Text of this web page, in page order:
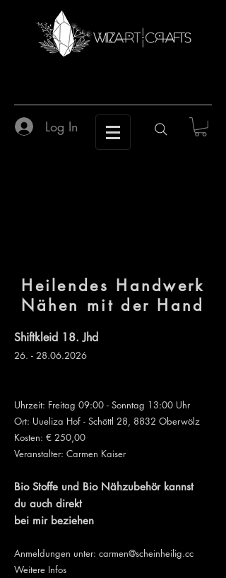
Log In
Heilendes Handwerk
Nähen mit der Hand
Shiftkleid 18. Jhd
26. - 28.06.2026
Uhrzeit: Freitag 09:00 - Sonntag 13:00 Uhr
Ort: Uueliza Hof - Schöttl 28, 8832 Oberwölz
Kosten: € 250,00
Veranstalter: Carmen Kaiser
Bio Stoffe und Bio Nähzubehör kannst
du auch direkt
bei mir beziehen
Anmeldungen unter: carmen@scheinheilig.cc
Weitere Infos